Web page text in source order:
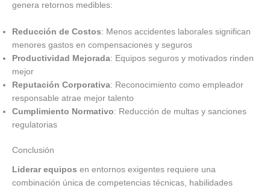
genera retornos medibles:
Reducción de Costos: Menos accidentes laborales significan
menores gastos en compensaciones y seguros
Productividad Mejorada: Equipos seguros y motivados rinden
mejor
Reputación Corporativa: Reconocimiento como empleador
responsable atrae mejor talento
Cumplimiento Normativo: Reducción de multas y sanciones
regulatorias
Conclusión
Liderar equipos en entornos exigentes requiere una
combinación única de competencias técnicas, habilidades